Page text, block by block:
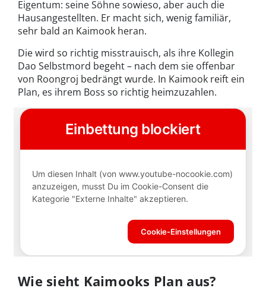
Eigentum: seine Söhne sowieso, aber auch die
Hausangestellten. Er macht sich, wenig familiär,
sehr bald an Kaimook heran.
Die wird so richtig misstrauisch, als ihre Kollegin
Dao Selbstmord begeht – nach dem sie offenbar
von Roongroj bedrängt wurde. In Kaimook reift ein
Plan, es ihrem Boss so richtig heimzuzahlen.
Wie sieht Kaimooks Plan aus?